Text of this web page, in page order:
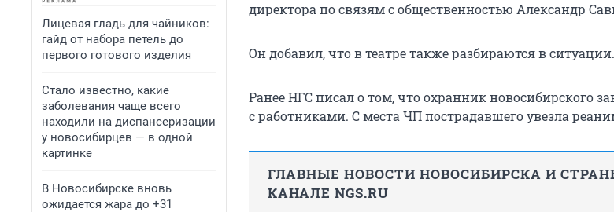
Лицевая гладь для чайников:
гайд от набора петель до
первого готового изделия
Стало известно, какие
заболевания чаще всего
находили на диспансеризации
у новосибирцев — в одной
картинке
В Новосибирске вновь
ожидается жара до +31
директора по связям с общественностью Александр
Он добавил, что в театре также разбираются в ситуации.
Ранее НГС писал о том, что охранник новосибирского
с работниками. С места ЧП пострадавшего увезла
ГЛАВНЫЕ НОВОСТИ НОВОСИБИРСКА И
КАНАЛЕ NGS.RU